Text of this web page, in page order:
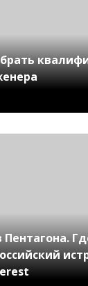
Пентагона.